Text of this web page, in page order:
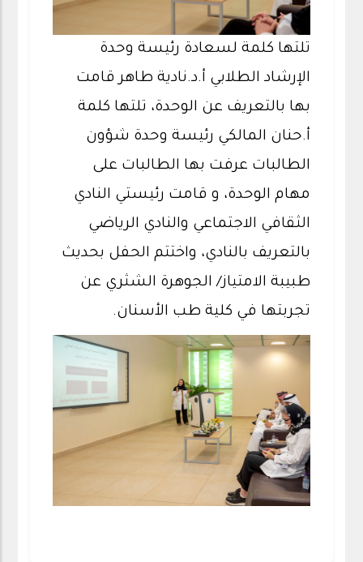
تلتها كلمة لسعادة رئيسة وحدة
الإرشاد الطلابي أ.د.نادية طاهر قامت
بها بالتعريف عن الوحدة، تلتها كلمة
أ.حنان المالكي رئيسة وحدة شؤون
الطالبات عرفت بها الطالبات على
مهام الوحدة، و قامت رئيستي النادي
الثقافي الاجتماعي والنادي الرياضي
بالتعريف بالنادي، واختتم الحفل بحديث
طبيبة الامتياز/ الجوهرة الشثري عن
تجربتها في كلية طب الأسنان.